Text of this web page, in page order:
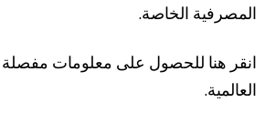
المصرفية الخاصة.
انقر هنا للحصول على معلومات مفصلة
العالمية.